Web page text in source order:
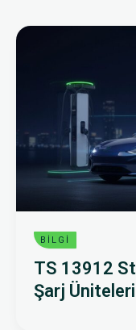
BILGI
TS 13912
Şarj Üniteleri